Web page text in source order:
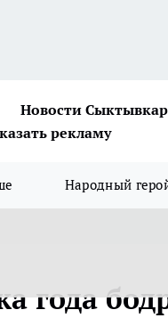
Новости
рекламу
Народный
года